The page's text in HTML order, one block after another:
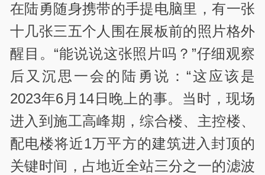
在陆勇随身携带的手提电脑里，有一张
十几张三五个人围在展板前的照片格外
醒目。“能说说这张照片吗？”仔细观察
后又沉思一会的陆勇说：“这应该是
2023年6月14日晚上的事。当时，现场
进入到施工高峰期，综合楼、主控楼、
配电楼将近1万平方的建筑进入封顶的
关键时间，占地近全站三分之一的滤波